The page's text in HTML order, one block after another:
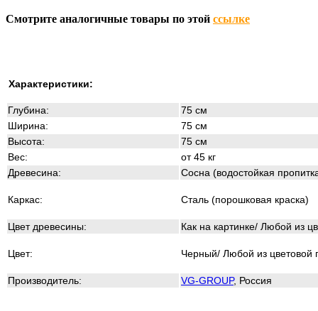
Смотрите аналогичные товары по этой ссылке
Характеристики:
Глубина:
75 см
Ширина:
75 см
Высота:
75 см
Вес:
от 45 кг
Древесина:
Сосна (водостойкая
Каркас: Сталь (порошковая краска)
Цвет древесины: Как на картинке/ Любой из
Цвет: Черный/ Любой из цветовой
Производитель: VG-GROUP, Россия